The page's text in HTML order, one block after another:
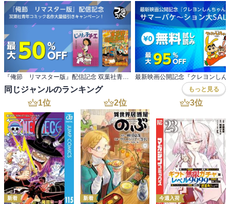
『俺節 リマスター版』配信記念 双葉社青年コミック名作大量値引きキャンペーン！
同じジャンルのランキング もっと見る
1位
新着
2位
新着
3位
今週入荷